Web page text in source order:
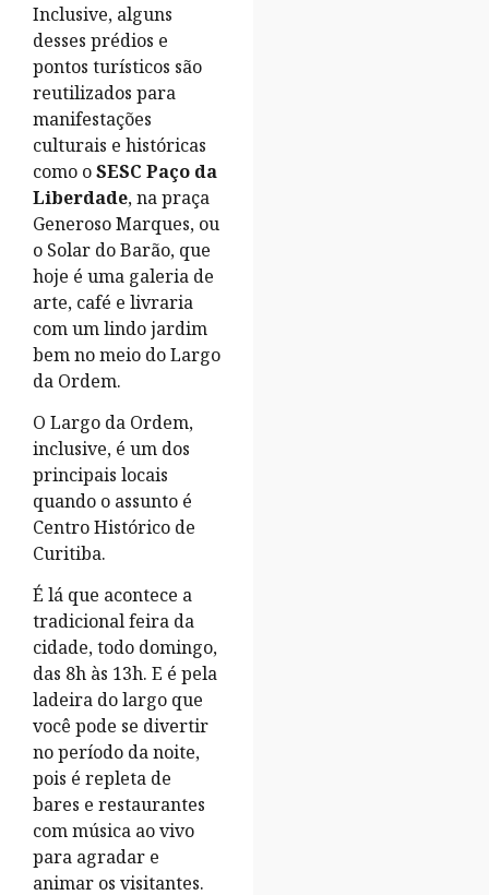
Inclusive, alguns
desses prédios e
pontos turísticos são
reutilizados para
manifestações
culturais e históricas
como oSESC Paço da
Liberdade, na praça
Generoso Marques, ou
o Solar do Barão, que
hoje é uma galeria de
arte, café e livraria
com um lindo jardim
bem no meio do Largo
da Ordem.
O Largo da Ordem,
inclusive, é um dos
principais locais
quando o assunto é
Centro Histórico de
Curitiba.
É lá que acontece a
tradicional feira da
cidade, todo domingo,
das 8h às 13h. E é pela
ladeira do largo que
você pode se divertir
no período da noite,
pois é repleta de
bares e restaurantes
com música ao vivo
para agradar e
animar os visitantes.